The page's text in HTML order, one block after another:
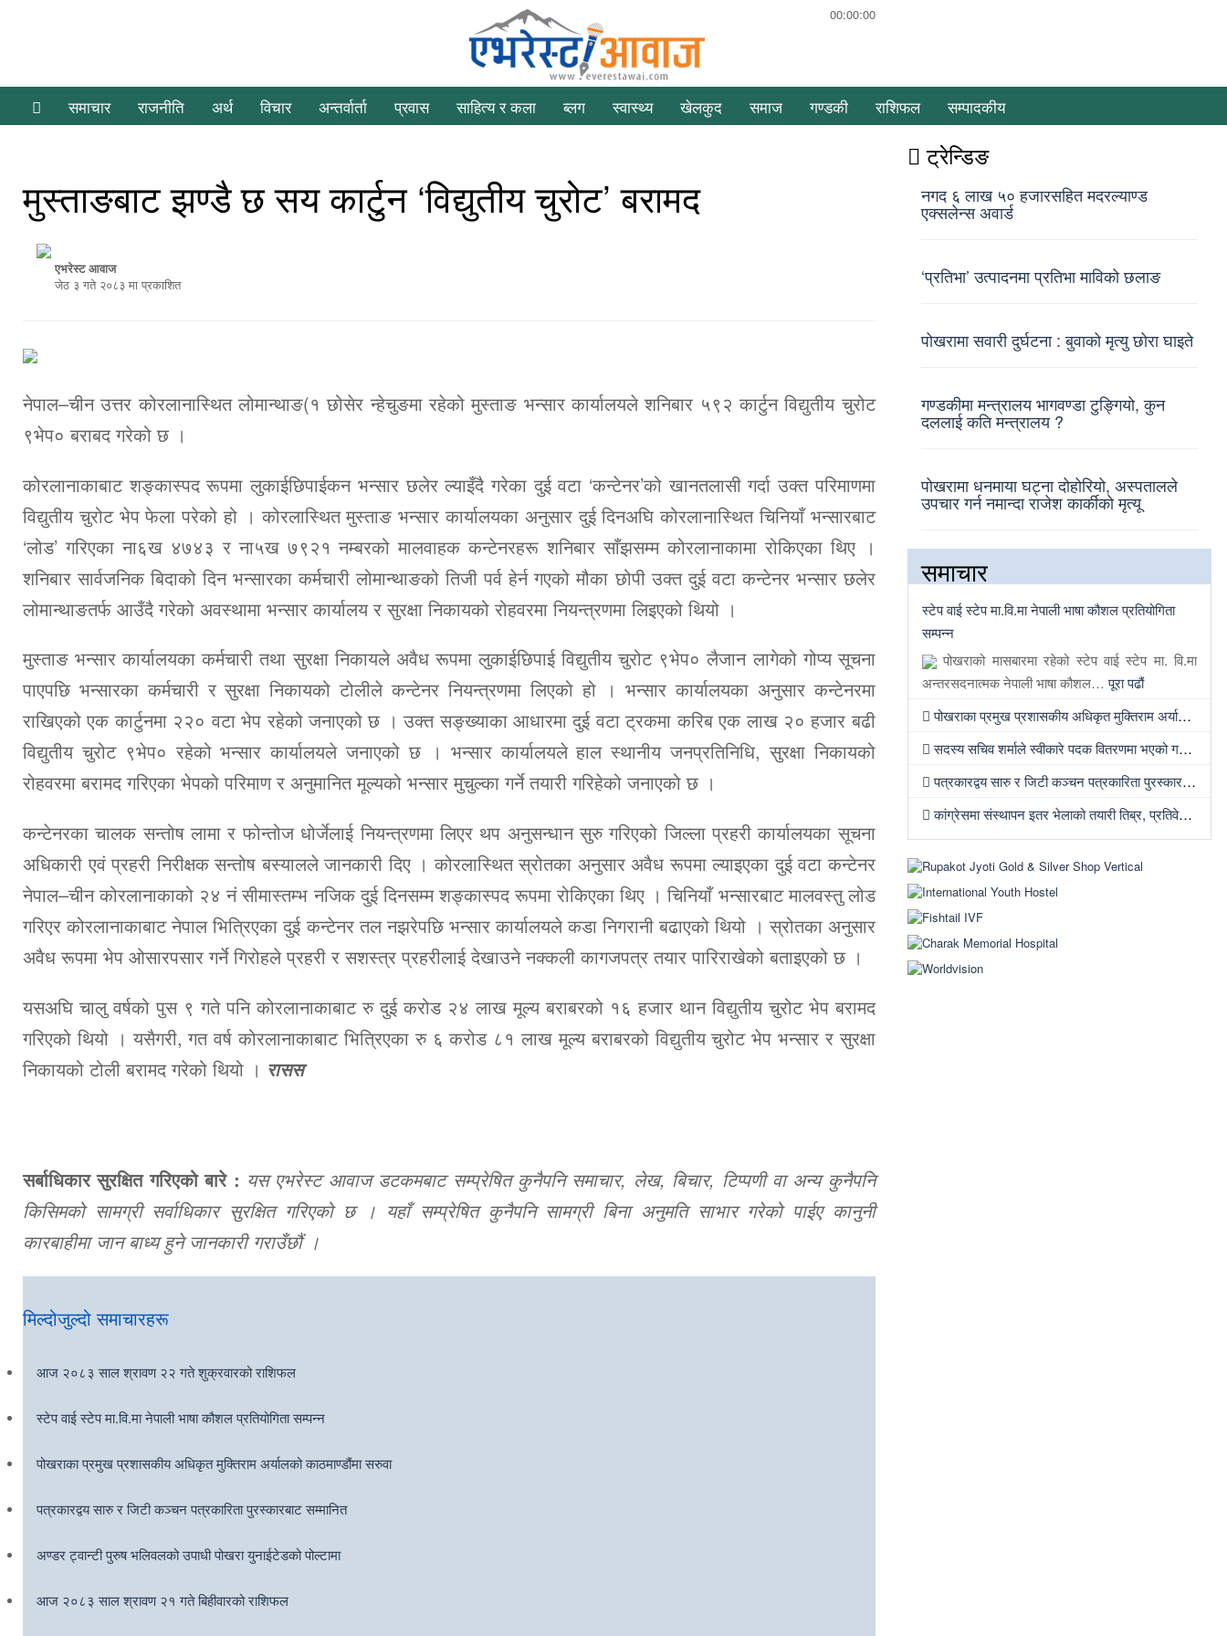
00:00:00
समाचार राजनीति अर्थ विचार अन्तर्वार्ता प्रवास साहित्य र कला ब्लग स्वास्थ्य खेलकुद समाज गण्डकी राशिफल सम्पादकीय
मुस्ताङबाट झण्डै छ सय कार्टुन ‘विद्युतीय चुरोट’ बरामद
एभरेस्ट आवाज
जेठ ३ गते २०८३ मा प्रकाशित
नेपाल–चीन उत्तर कोरलानास्थित लोमान्थाङ(१ छोसेर न्हेचुङमा रहेको मुस्ताङ भन्सार कार्यालयले शनिबार ५९२ कार्टुन विद्युतीय चुरोट
९भेप० बराबद गरेको छ ।
कोरलानाकाबाट शङ्कास्पद रूपमा लुकाईछिपाईकन भन्सार छलेर ल्याइँदै गरेका दुई वटा ‘कन्टेनर’को खानतलासी गर्दा उक्त परिमाणमा
विद्युतीय चुरोट भेप फेला परेको हो । कोरलास्थित मुस्ताङ भन्सार कार्यालयका अनुसार दुई दिनअघि कोरलानास्थित चिनियाँ भन्सारबाट
‘लोड’ गरिएका ना६ख ४७४३ र ना५ख ७९२१ नम्बरको मालवाहक कन्टेनरहरू शनिबार साँझसम्म कोरलानाकामा रोकिएका थिए ।
शनिबार सार्वजनिक बिदाको दिन भन्सारका कर्मचारी लोमान्थाङको तिजी पर्व हेर्न गएको मौका छोपी उक्त दुई वटा कन्टेनर भन्सार छलेर
लोमान्थाङतर्फ आउँदै गरेको अवस्थामा भन्सार कार्यालय र सुरक्षा निकायको रोहवरमा नियन्त्रणमा लिइएको थियो ।
मुस्ताङ भन्सार कार्यालयका कर्मचारी तथा सुरक्षा निकायले अवैध रूपमा लुकाईछिपाई विद्युतीय चुरोट ९भेप० लैजान लागेको गोप्य सूचना
पाएपछि भन्सारका कर्मचारी र सुरक्षा निकायको टोलीले कन्टेनर नियन्त्रणमा लिएको हो । भन्सार कार्यालयका अनुसार कन्टेनरमा
राखिएको एक कार्टुनमा २२० वटा भेप रहेको जनाएको छ । उक्त सङ्ख्याका आधारमा दुई वटा ट्रकमा करिब एक लाख २० हजार बढी
विद्युतीय चुरोट ९भेप० रहेको भन्सार कार्यालयले जनाएको छ । भन्सार कार्यालयले हाल स्थानीय जनप्रतिनिधि, सुरक्षा निकायको
रोहवरमा बरामद गरिएका भेपको परिमाण र अनुमानित मूल्यको भन्सार मुचुल्का गर्ने तयारी गरिहेको जनाएको छ ।
कन्टेनरका चालक सन्तोष लामा र फोन्तोज धोर्जेलाई नियन्त्रणमा लिएर थप अनुसन्धान सुरु गरिएको जिल्ला प्रहरी कार्यालयका सूचना
अधिकारी एवं प्रहरी निरीक्षक सन्तोष बस्यालले जानकारी दिए । कोरलास्थित स्रोतका अनुसार अवैध रूपमा ल्याइएका दुई वटा कन्टेनर
नेपाल–चीन कोरलानाकाको २४ नं सीमास्तम्भ नजिक दुई दिनसम्म शङ्कास्पद रूपमा रोकिएका थिए । चिनियाँ भन्सारबाट मालवस्तु लोड
गरिएर कोरलानाकाबाट नेपाल भित्रिएका दुई कन्टेनर तल नझरेपछि भन्सार कार्यालयले कडा निगरानी बढाएको थियो । स्रोतका अनुसार
अवैध रूपमा भेप ओसारपसार गर्ने गिरोहले प्रहरी र सशस्त्र प्रहरीलाई देखाउने नक्कली कागजपत्र तयार पारिराखेको बताइएको छ ।
यसअघि चालु वर्षको पुस ९ गते पनि कोरलानाकाबाट रु दुई करोड २४ लाख मूल्य बराबरको १६ हजार थान विद्युतीय चुरोट भेप बरामद
गरिएको थियो । यसैगरी, गत वर्ष कोरलानाकाबाट भित्रिएका रु ६ करोड ८१ लाख मूल्य बराबरको विद्युतीय चुरोट भेप भन्सार र सुरक्षा
निकायको टोली बरामद गरेको थियो । रासस
सर्बाधिकार सुरक्षित गरिएको बारे : यस एभरेस्ट आवाज डटकमबाट सम्प्रेषित कुनैपनि समाचार, लेख, बिचार, टिप्पणी वा अन्य कुनैपनि
किसिमको सामग्री सर्वाधिकार सुरक्षित गरिएको छ । यहाँ सम्प्रेषित कुनैपनि सामग्री बिना अनुमति साभार गरेको पाईए कानुनी
कारबाहीमा जान बाध्य हुने जानकारी गराउँछौं ।
मिल्दोजुल्दो समाचारहरू
आज २०८३ साल श्रावण २२ गते शुक्रवारको राशिफल
स्टेप वाई स्टेप मा.वि.मा नेपाली भाषा कौशल प्रतियोगिता सम्पन्न
पोखराका प्रमुख प्रशासकीय अधिकृत मुक्तिराम अर्यालको काठमाण्डौंमा सरुवा
पत्रकारद्वय सारु र जिटी कञ्चन पत्रकारिता पुरस्कारबाट सम्मानित
अण्डर ट्वान्टी पुरुष भलिवलको उपाधी पोखरा युनाईटेडको पोल्टामा
आज २०८३ साल श्रावण २१ गते बिहीवारको राशिफल
ट्रेन्डिङ
नगद ६ लाख ५० हजारसहित मदरल्याण्ड
एक्सलेन्स अवार्ड
‘प्रतिभा’ उत्पादनमा प्रतिभा माविको छलाङ
पोखरामा सवारी दुर्घटना : बुवाको मृत्यु छोरा घाइते
गण्डकीमा मन्त्रालय भागवण्डा टुङ्गियो, कुन
दललाई कति मन्त्रालय ?
पोखरामा धनमाया घट्ना दोहोरियो, अस्पतालले
उपचार गर्न नमान्दा राजेश कार्कीको मृत्यू
समाचार
स्टेप वाई स्टेप मा.वि.मा नेपाली भाषा कौशल प्रतियोगिता
सम्पन्न
पोखराको मासबारमा रहेको स्टेप वाई स्टेप मा. वि.मा
अन्तरसदनात्मक नेपाली भाषा कौशल…पूरा पढौं
पोखराका प्रमुख प्रशासकीय अधिकृत मुक्तिराम अर्यालको काठमाण्डौंमा सरुवा
सदस्य सचिव शर्माले स्वीकारे पदक वितरणमा भएको गल्ती, तर सच्याउन तयार भएनन्
पत्रकारद्वय सारु र जिटी कञ्चन पत्रकारिता पुरस्कारबाट सम्मानित
कांग्रेसमा संस्थापन इतर भेलाको तयारी तिब्र, प्रतिवेदन लेख्न नेताहरुलाई जिम्मेवारी, भेलामा सहभागी हुन देउवा फर्कदैं